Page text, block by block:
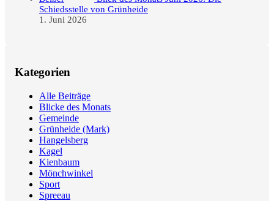
Schiedsstelle von Grünheide
1. Juni 2026
Kategorien
Alle Beiträge
Blicke des Monats
Gemeinde
Grünheide (Mark)
Hangelsberg
Kagel
Kienbaum
Mönchwinkel
Sport
Spreeau